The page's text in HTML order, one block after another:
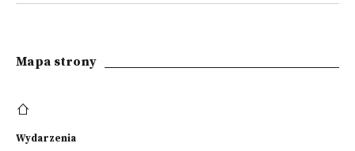
Mapa strony
Wydarzenia